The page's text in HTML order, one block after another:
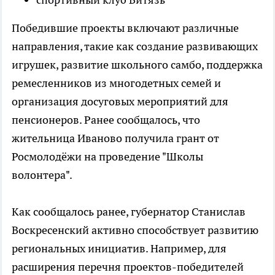
Победившие проекты включают различные
направления, такие как создание развивающих
игрушек, развитие школьного самбо, поддержка
ремесленников из многодетных семей и
организация досуговых мероприятий для
пенсионеров. Ранее сообщалось, что
жительница Иваново получила грант от
Росмолодёжи на проведение "Школы
волонтера".
Как сообщалось ранее, губернатор Станислав
Воскресенский активно способствует развитию
региональных инициатив. Например, для
расширения перечня проектов-победителей